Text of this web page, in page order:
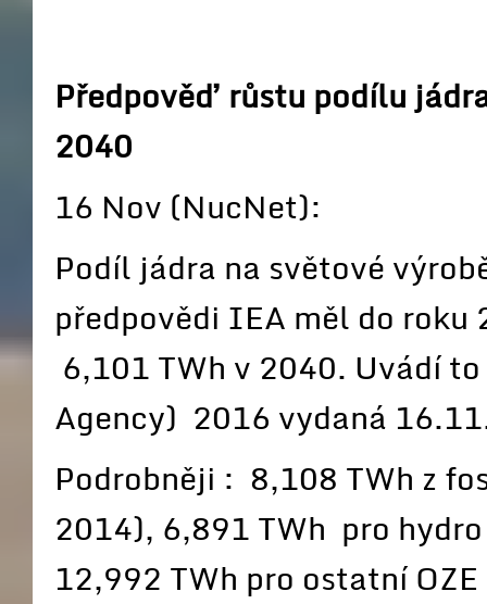
Předpověď růstu podílu
2040
16 Nov (NucNet):
Podíl jádra na světové
předpovědi IEA měl do
6,101 TWh v 2040. Uvádí
Agency) 2016 vydaná
Podrobněji : 8,108 TWh z
2014), 6,891 TWh pro
12,992 TWh pro ostatní